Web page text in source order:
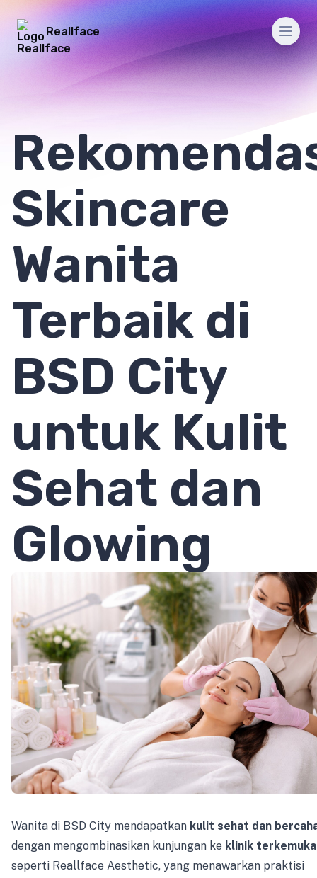
Reallface
Skincare
Wanita
Terbaik di
BSD City
untuk Kulit
Sehat dan
Glowing
Wanita di BSD City mendapatkan kulit sehat dan
dengan mengombinasikan kunjungan ke klinik terkemuka
seperti Reallface Aesthetic, yang menawarkan praktisi